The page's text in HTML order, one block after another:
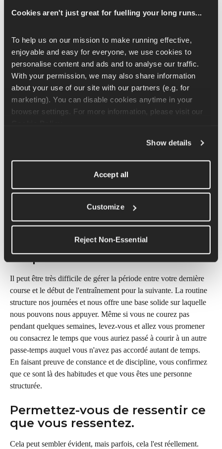
Cookies aren't just great for fuelling your long runs...
To help us on our mission to make running effective,
enjoyable and easy for everyone, we use cookies to
personalise content and ads and to analyse our traffic.
With your permission, we may also share information
about your use of our site with our partners (e.g. for
marketing). You can disable cookies anytime in your
Show details
Accept all
Customize
Reject Non-Essential
important de se souvenir des moments spéciaux. Permettez à ces
les. Ce n'est pas parce que c'est terminé que cela a disparu.
Écoutez la critique hilarante (et parfois ridicule) de Joel
Dommett sur son marathon dans cet épisode réconfortant du
podcast Runna.
Respectez votre routine
Il peut être très difficile de gérer la période entre votre dernière
course et le début de l'entraînement pour la suivante. La routine
structure nos journées et nous offre une base solide sur laquelle
nous pouvons nous appuyer. Même si vous ne courez pas
pendant quelques semaines, levez-vous et allez vous promener
ou consacrez le temps que vous auriez passé à courir à un autre
passe-temps auquel vous n'avez pas accordé autant de temps.
En faisant preuve de constance et de discipline, vous confirmez
que ce sont là des habitudes et que vous êtes une personne
structurée.
Permettez-vous de ressentir ce
que vous ressentez.
Cela peut sembler évident, mais parfois, cela l'est réellement.